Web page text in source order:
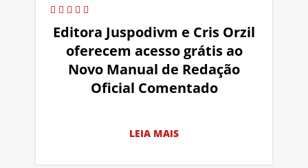
Editora Juspodivm e Cris Orzil
oferecem acesso grátis ao
Novo Manual de Redação
Oficial Comentado
LEIA MAIS